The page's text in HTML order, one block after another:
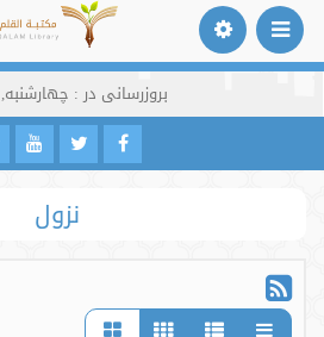
بروزرسانی در : چهارشنبه, 07 آبان 1399
نزول